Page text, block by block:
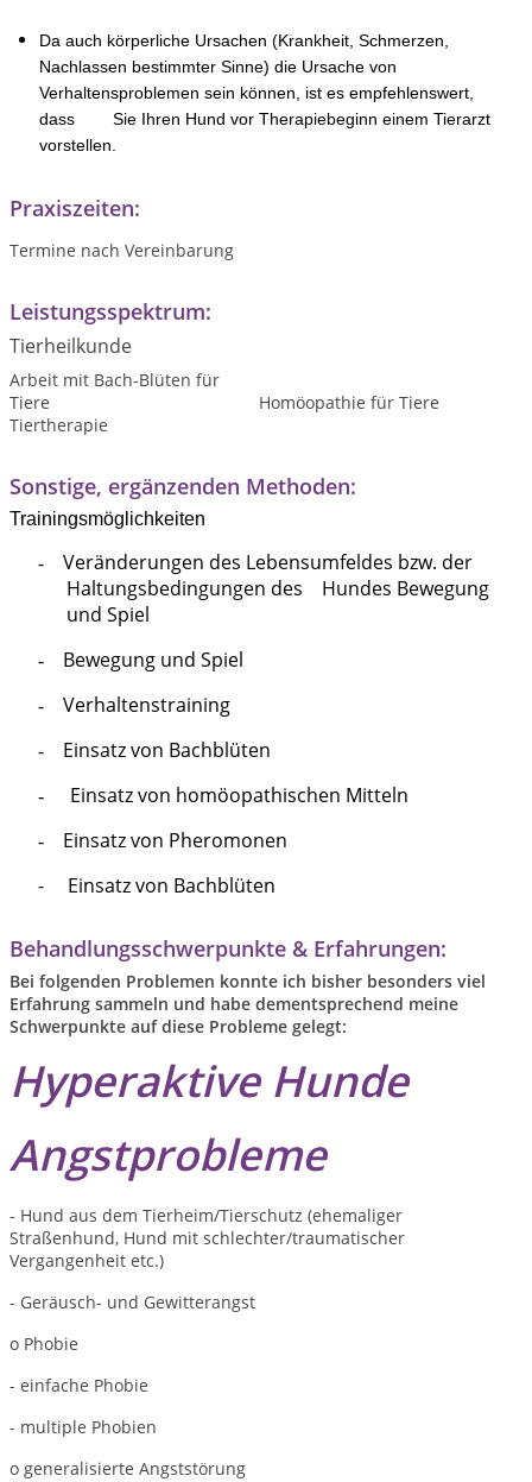
Da auch körperliche Ursachen (Krankheit, Schmerzen,
Nachlassen bestimmter Sinne) die Ursache von
Verhaltensproblemen sein können, ist es empfehlenswert,
dass Sie Ihren Hund vor Therapiebeginn einem Tierarzt
vorstellen.
Praxiszeiten:
Termine nach Vereinbarung
Leistungsspektrum:
Tierheilkunde
Arbeit mit Bach-Blüten für
Tiere
Homöopathie für Tiere
Tiertherapie
Sonstige, ergänzenden Methoden:
Trainingsmöglichkeiten
-
Veränderungen des Lebensumfeldes bzw. der
Haltungsbedingungen des Hundes Bewegung
und Spiel
- Bewegung und Spiel
- Verhaltenstraining
- Einsatz von Bachblüten
- Einsatz von homöopathischen Mitteln
-
Einsatz von Pheromonen
- Einsatz von Bachblüten
Behandlungsschwerpunkte & Erfahrungen:
Bei folgenden Problemen konnte ich bisher besonders viel
Erfahrung sammeln und habe dementsprechend meine
Schwerpunkte auf diese Probleme gelegt:
Hyperaktive Hunde
Angstprobleme
- Hund aus dem Tierheim/Tierschutz (ehemaliger
Straßenhund, Hund mit schlechter/traumatischer
Vergangenheit etc.)
- Geräusch- und Gewitterangst
o Phobie
- einfache Phobie
- multiple Phobien
o generalisierte Angststörung